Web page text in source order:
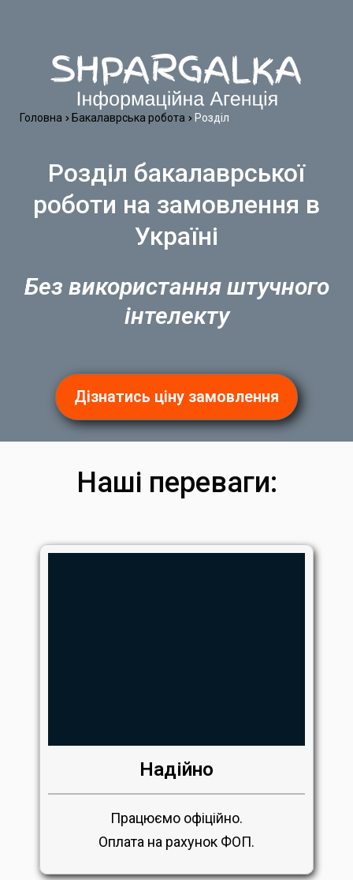
Розділ бакалаврської
роботи на замовлення в
Україні
Без використання штучного
інтелекту
Дізнатись ціну замовлення
Головна Бакалаврська робота Розділ
Наші переваги:
Надійно
Працюємо офіційно.
Оплата на рахунок ФОП.